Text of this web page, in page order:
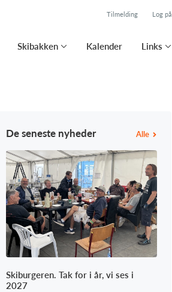
Tilmelding Log på
Skibakken Kalender Links
De seneste nyheder Alle
Skiburgeren. Tak for i år, vi ses i
2027